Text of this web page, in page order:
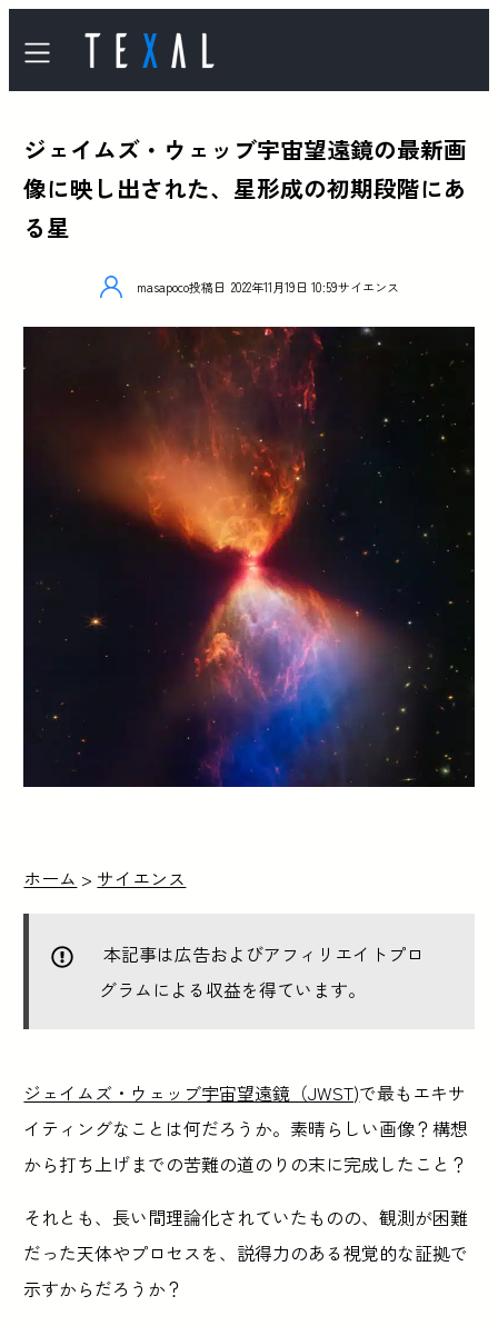
ジェイムズ・ウェッブ宇宙望遠鏡の最新画
像に映し出された、星形成の初期段階にあ
る星
masapoco投稿日 2022年11月19日 10:59サイエンス
ホーム > サイエンス
本記事は広告およびアフィリエイトプロ
グラムによる収益を得ています。
ジェイムズ・ウェッブ宇宙望遠鏡（JWST)で最もエキサ
イティングなことは何だろうか。素晴らしい画像？構想
から打ち上げまでの苦難の道のりの末に完成したこと？
それとも、長い間理論化されていたものの、観測が困難
だった天体やプロセスを、説得力のある視覚的な証拠で
示すからだろうか？